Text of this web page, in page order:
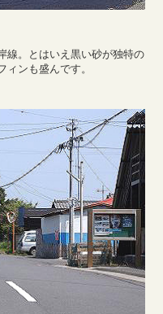
線。とはいえ黒い砂が独特の
ンも盛んです。